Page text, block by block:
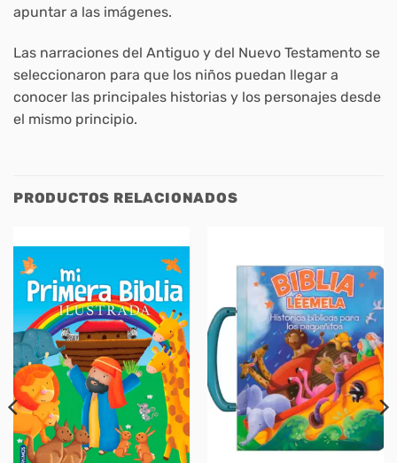
apuntar a las imágenes.
Las narraciones del Antiguo y del Nuevo Testamento se
seleccionaron para que los niños puedan llegar a
conocer las principales historias y los personajes desde
el mismo principio.
PRODUCTOS RELACIONADOS